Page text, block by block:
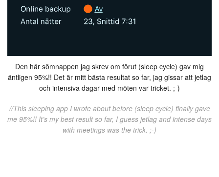
Den här sömnappen jag skrev om förut (sleep cycle) gav mig
äntligen 95%!! Det är mitt bästa resultat so far, jag gissar att jetlag
och intensiva dagar med möten var tricket. ;-)
//This sleeping app I wrote about before (sleep cycle) finally gave
me 95%!! It’s my best result so far, I guess jetlag and intense days
with meetings was the trick. ;-)